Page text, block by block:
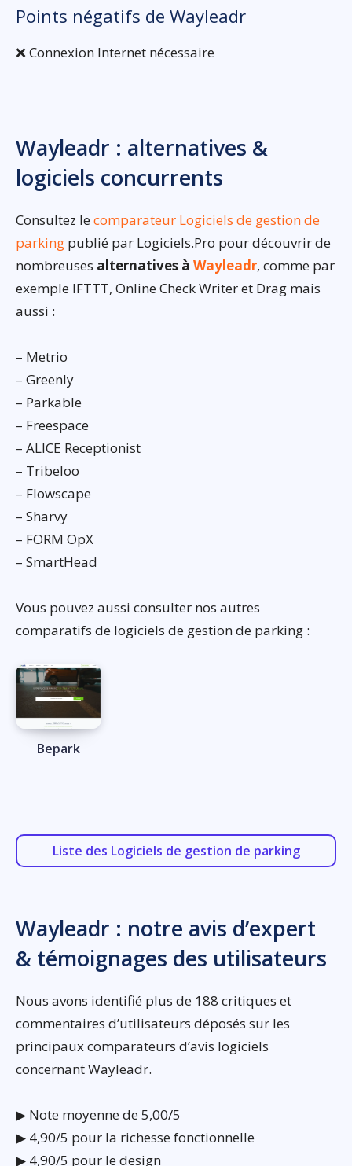
Points négatifs de Wayleadr
❌ Connexion Internet nécessaire
Wayleadr : alternatives &
logiciels concurrents
Consultez lecomparateur Logiciels de gestion de
parking publié par Logiciels.Pro pour découvrir de
nombreuses alternatives à Wayleadr, comme par
exemple IFTTT, Online Check Writer et Drag mais
aussi :
– Metrio
– Greenly
– Parkable
– Freespace
– ALICE Receptionist
– Tribeloo
– Flowscape
– Sharvy
– FORM OpX
– SmartHead
Vous pouvez aussi consulter nos autres
comparatifs de logiciels de gestion de parking :
Bepark
Liste des Logiciels de gestion de parking
Wayleadr : notre avis d’expert
& témoignages des utilisateurs
Nous avons identifié plus de 188 critiques et
commentaires d’utilisateurs déposés sur les
principaux comparateurs d’avis logiciels
concernant Wayleadr.
▶ Note moyenne de 5,00/5
▶ 4,90/5 pour la richesse fonctionnelle
▶ 4,90/5 pour le design